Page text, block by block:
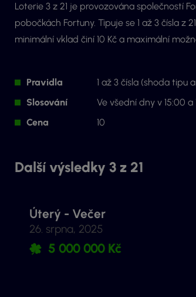
Loterie 3 z 21 je provozována společností
pobočkách Fortuny. Tipuje se 1 až 3 čísla z
minimální vklad činí 10 Kč a maximální
Pravidla
1 až 3 čísla (shoda tipu
Slosování
Ve všední dny v 15:00
Cena
10
Další výsledky 3 z 21
Úterý - Večer
26. srpna, 2025
5 000 000 Kč